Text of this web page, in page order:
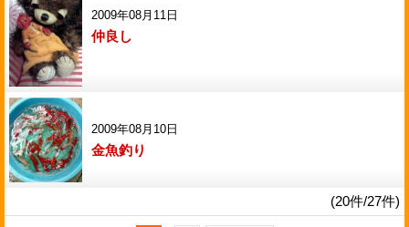
2009年08月11日
仲良し
2009年08月10日
金魚釣り
(20件/27件)